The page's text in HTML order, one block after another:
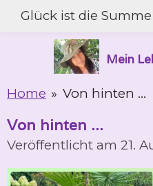
Zum
springen
Mein
Glück ist die
Home » Von hinten ...
Von hinten ...
Veröffentlicht am 21.